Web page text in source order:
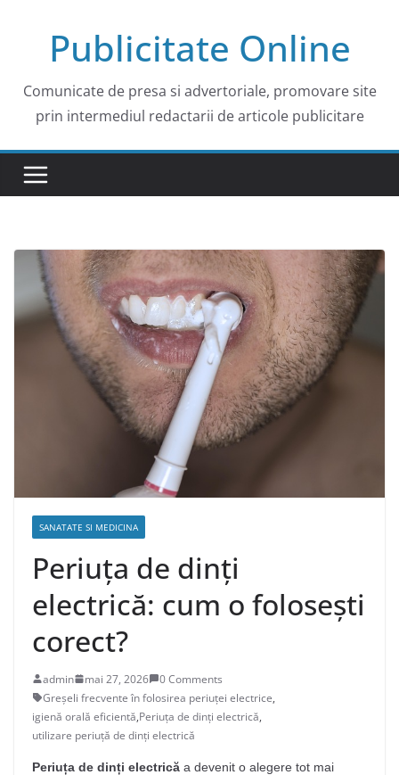
Publicitate Online
Comunicate de presa si advertoriale, promovare site
prin intermediul redactarii de articole publicitare
SANATATE SI MEDICINA
Periuța de dinți
electrică: cum o folosești
corect?
admin mai 27, 2026
0 Comments
Greșeli frecvente în folosirea periuței electrice,
igienă orală eficientă,Periuța de dinți electrică,
utilizare periuță de dinți electrică
Periuța de dinți electrică a devenit o alegere tot mai